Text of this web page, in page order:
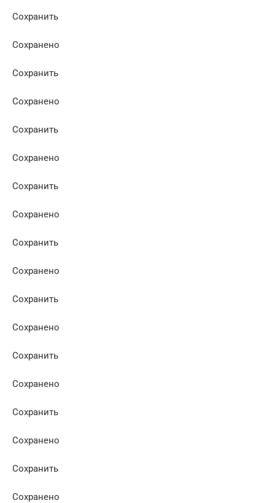
Сохранить
Сохранено
Сохранить
Сохранено
Сохранить
Сохранено
Сохранить
Сохранено
Сохранить
Сохранено
Сохранить
Сохранено
Сохранить
Сохранено
Сохранить
Сохранено
Сохранить
Сохранено